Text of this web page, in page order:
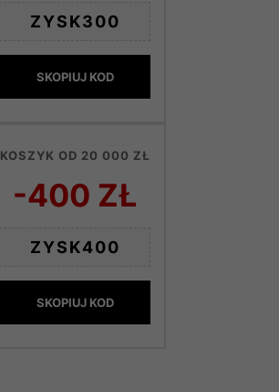
ZYSK300
SKOPIUJ KOD
KOSZYK OD 20 000 ZŁ
-400 ZŁ
ZYSK400
SKOPIUJ KOD